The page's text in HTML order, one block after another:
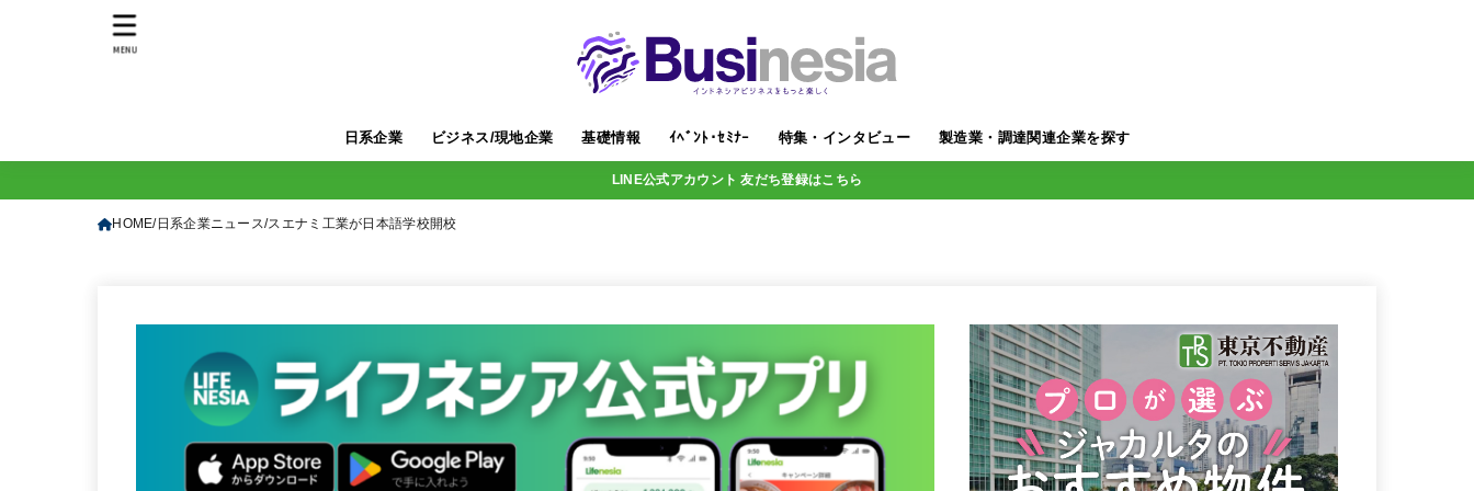
日系企業 ビジネス/現地企業 基礎情報 ｲﾍﾞﾝﾄ･ｾﾐﾅｰ 特集・インタビュー 製造業・調達関連企業を探す
MENU
LINE公式アカウント 友だち登録はこちら
HOME 日系企業ニュース スエナミ工業が日本語学校開校